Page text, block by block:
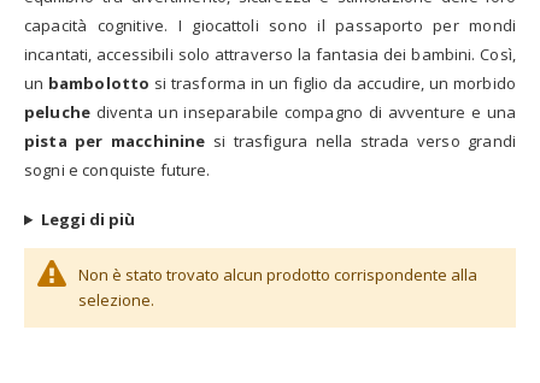
capacità cognitive. I giocattoli sono il passaporto per mondi
incantati, accessibili solo attraverso la fantasia dei bambini. Così,
un bambolotto si trasforma in un figlio da accudire, un morbido
peluchediventa un inseparabile compagno di avventure e una
pista per macchinine si trasfigura nella strada verso grandi
sogni e conquiste future.
Leggi di più
Non è stato trovato alcun prodotto corrispondente alla
selezione.